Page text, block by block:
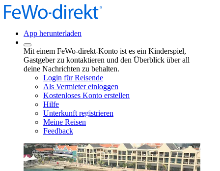
App herunterladen
Mit einem FeWo-direkt-Konto ist es ein Kinderspiel,
Gastgeber zu kontaktieren und den Überblick über all
deine Nachrichten zu behalten.
Login für Reisende
Als Vermieter einloggen
Kostenloses Konto erstellen
Hilfe
Unterkunft registrieren
Meine Reisen
Feedback